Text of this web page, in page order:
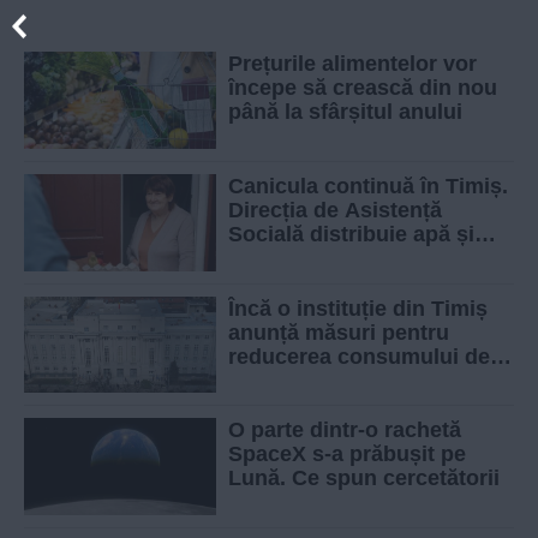
Prețurile alimentelor vor
începe să crească din nou
până la sfârșitul anului
Canicula continuă în Timiș.
Direcția de Asistență
Socială distribuie apă și
Încă o instituție din Timiș
anunță măsuri pentru
reducerea consumului de
O parte dintr-o rachetă
SpaceX s-a prăbușit pe
Lună. Ce spun cercetătorii